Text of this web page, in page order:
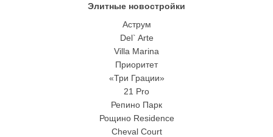
Элитные новостройки
Аструм
Del` Arte
Villa Marina
Приоритет
«Три Грации»
21 Pro
Репино Парк
Рощино Residence
Cheval Court